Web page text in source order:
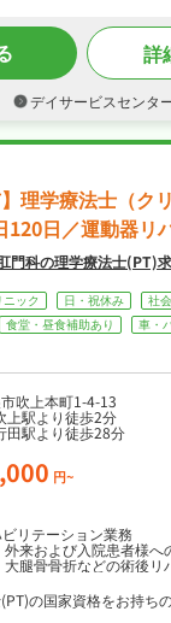
・リハビリに注力した
を担当。研修制度や福
詳
デイサービスセンタ
】理学療法士（
120日／運動器リ
門科の理学療法士(PT)
ニック 日・祝休み 社
食堂・昼食補助あり 車・
吹上本町1-4-13
上駅より徒歩2分
田駅より徒歩28分
円~
リテーション業務
来および入院患者様へ
大腿骨骨折などの術後リ
動療法、物理療法のほ
医学会の知見を活かし
の国家資格をお持ち